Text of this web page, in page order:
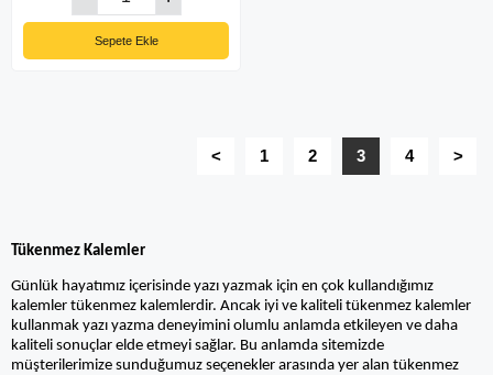
Sepete Ekle
< 1 2 3 4 >
Tükenmez Kalemler
Günlük hayatımız içerisinde yazı yazmak için en çok kullandığımız
kalemler tükenmez kalemlerdir. Ancak iyi ve kaliteli tükenmez kalemler
kullanmak yazı yazma deneyimini olumlu anlamda etkileyen ve daha
kaliteli sonuçlar elde etmeyi sağlar. Bu anlamda sitemizde
müşterilerimize sunduğumuz seçenekler arasında yer alan tükenmez